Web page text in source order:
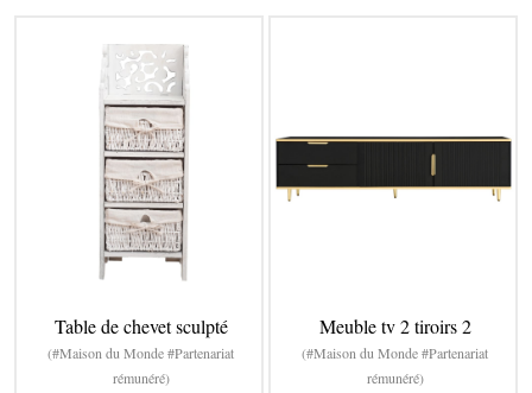
Table de chevet sculpté
(#Maison du Monde #Partenariat
rémunéré)
Meuble tv 2 tiroirs 2
(#Maison du Monde #Partenariat
rémunéré)